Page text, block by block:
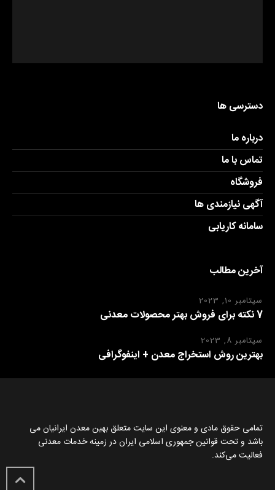
دسترسی ها
درباره ما
تماس با ما
فروشگاه
آگهی نیازمندی ها
سامانه کاریابی
آخرین مطالب
سپتامبر 10, 2023
7 نکته برای فروش بهتر محصولات معدنی
سپتامبر 8, 2023
بهترین روش استخراج معدن + اینفوگرافی
تمامی حقوق مادی و معنوی این سایت متعلق بهین معدن ایرانیان می
باشد و تحت قوانین جمهوری اسلامی ایران در زمینه خدمات معدنی
فعالیت می‌کند.